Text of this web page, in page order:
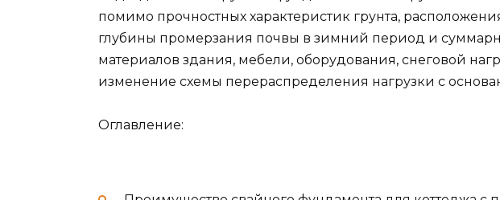
помимо прочностных характеристик грунта,
глубины промерзания почвы в зимний период и
материалов здания, мебели, оборудования, снеговой
изменение схемы перераспределения нагрузки с
Оглавление: